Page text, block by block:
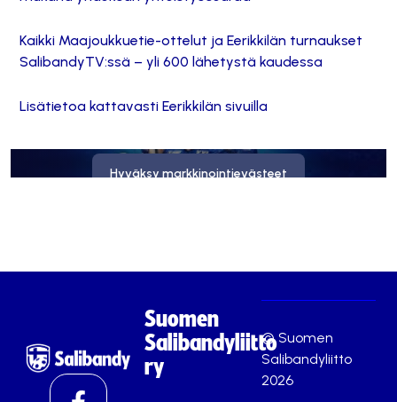
Kaikki Maajoukkuetie-ottelut ja Eerikkilän turnaukset
SalibandyTV:ssä – yli 600 lähetystä kaudessa
Lisätietoa kattavasti Eerikkilän sivuilla
Hyväksy markkinointievästeet
Suomen
Salibandyliitto
ry
© Suomen
Salibandyliitto
2026